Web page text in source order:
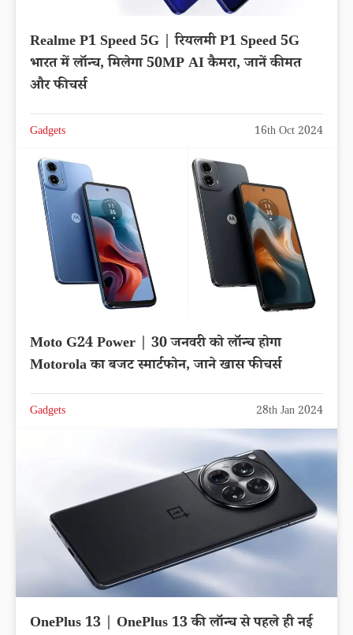
Realme P1 Speed 5G | रियलमी P1 Speed 5G
भारत में लॉन्च, मिलेगा 50MP AI कैमरा, जानें कीमत
और फीचर्स
Gadgets 16th Oct 2024
Moto G24 Power | 30 जनवरी को लॉन्च होगा
Motorola का बजट स्मार्टफोन, जाने खास फीचर्स
Gadgets 28th Jan 2024
OnePlus 13 | OnePlus 13 की लॉन्च से पहले ही नई